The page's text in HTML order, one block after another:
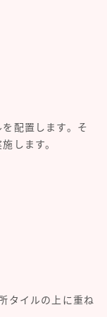
配置します。そ
します。
タイルの上に重ね